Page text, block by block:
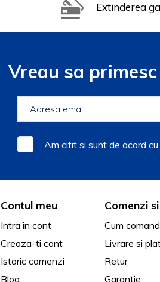
Extinderea
Vreau sa
Am citit si sunt de acord cu
Contul meu
Intra in cont
Creaza-ti cont
Istoric comenzi
Blog
Comenzi
Cum comand
Livrare si
Retur
Garantie